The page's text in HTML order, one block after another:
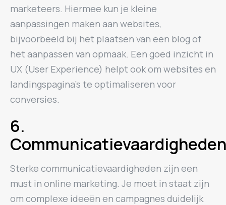
marketeers. Hiermee kun je kleine
aanpassingen maken aan websites,
bijvoorbeeld bij het plaatsen van een blog of
het aanpassen van opmaak. Een goed inzicht in
UX (User Experience) helpt ook om websites en
landingspagina’s te optimaliseren voor
conversies.
6.
Communicatievaardigheden
Sterke communicatievaardigheden zijn een
must in online marketing. Je moet in staat zijn
om complexe ideeën en campagnes duidelijk